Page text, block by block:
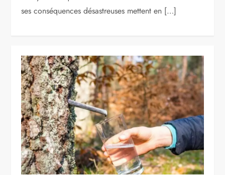
ses conséquences désastreuses mettent en […]